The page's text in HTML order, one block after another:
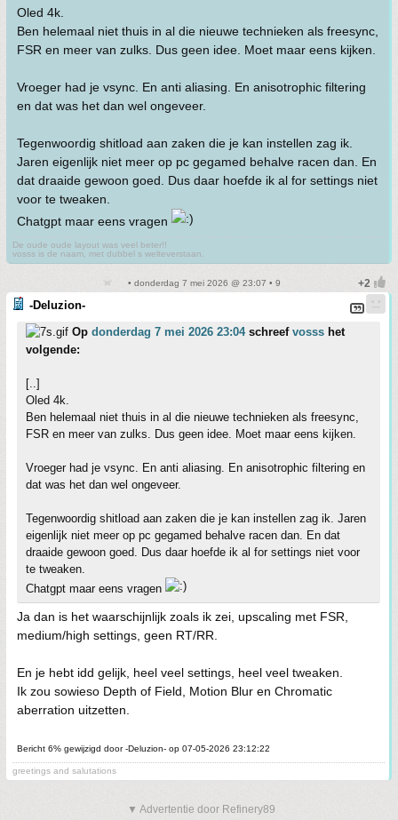
Oled 4k.
Ben helemaal niet thuis in al die nieuwe technieken als freesync,
FSR en meer van zulks. Dus geen idee. Moet maar eens kijken.
Vroeger had je vsync. En anti aliasing. En anisotrophic filtering
en dat was het dan wel ongeveer.
Tegenwoordig shitload aan zaken die je kan instellen zag ik.
Jaren eigenlijk niet meer op pc gegamed behalve racen dan. En
dat draaide gewoon goed. Dus daar hoefde ik al for settings niet
voor te tweaken.
Chatgpt maar eens vragen
De oude oude layout was veel beter!!
vosss is de naam, met dubbel s welteverstaan.
• donderdag 7 mei 2026 @ 23:07 • 9
-Deluzion-
Op donderdag 7 mei 2026 23:04schreef vosss het
volgende:
[..]
Oled 4k.
Ben helemaal niet thuis in al die nieuwe technieken als freesync,
FSR en meer van zulks. Dus geen idee. Moet maar eens kijken.
Vroeger had je vsync. En anti aliasing. En anisotrophic filtering en
dat was het dan wel ongeveer.
Tegenwoordig shitload aan zaken die je kan instellen zag ik. Jaren
eigenlijk niet meer op pc gegamed behalve racen dan. En dat
draaide gewoon goed. Dus daar hoefde ik al for settings niet voor
te tweaken.
Chatgpt maar eens vragen
Ja dan is het waarschijnlijk zoals ik zei, upscaling met FSR,
medium/high settings, geen RT/RR.
En je hebt idd gelijk, heel veel settings, heel veel tweaken.
Ik zou sowieso Depth of Field, Motion Blur en Chromatic
aberration uitzetten.
Bericht 6% gewijzigd door -Deluzion- op 07-05-2026 23:12:22
greetings and salutations
▼ Advertentie door Refinery89